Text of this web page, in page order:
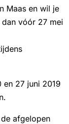
Maas en wil je
vóór 27 mei
27 juni 2019
afgelopen